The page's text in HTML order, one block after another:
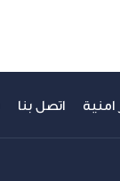
امنية اتصل بنا